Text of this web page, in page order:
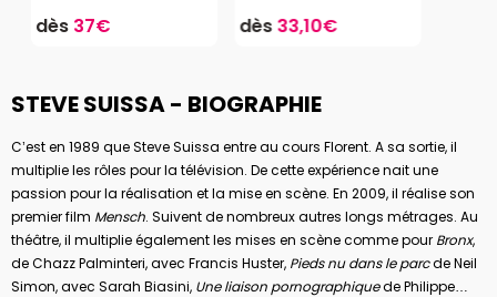
dès 37€ dès33,10€
STEVE SUISSA - BIOGRAPHIE
C’est en 1989 que Steve Suissa entre au cours Florent. A sa sortie, il
multiplie les rôles pour la télévision. De cette expérience nait une
passion pour la réalisation et la mise en scène. En 2009, il réalise son
premier film Mensch. Suivent de nombreux autres longs métrages. Au
théâtre, il multiplie également les mises en scène comme pour Bronx,
de Chazz Palminteri, avec Francis Huster, Pieds nu dans le parcde Neil
Simon, avec Sarah Biasini, Une liaison pornographiquede Philippe